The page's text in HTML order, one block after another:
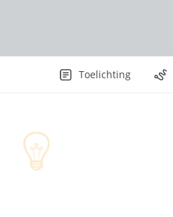
Toelichting